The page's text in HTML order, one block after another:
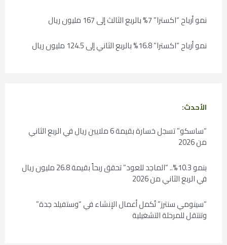
نمو أرباح “اكسترا” 7% بالربع الثالث إلى 167 مليون ريال
نمو أرباح “اكسترا” 16.8% بالربع الثاني إلى 124.5 مليون ريال
الأحدث:
“ساسكو” تسجل خسارة بقيمة 6 ملايين ريال في الربع الثاني
من 2026
بنمو 10.3%.. “الماجد للعود” تحقق ربحاً بقيمة 26.8 مليون ريال
في الربع الثاني من 2026
“سينومي سنترز” تُكمل أعمال الإنشاء في “وستفيلد جدة”
وتنتقل للمرحلة التشغيلية